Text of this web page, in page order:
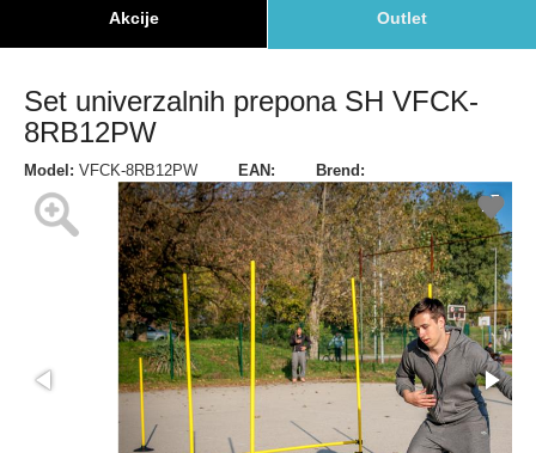
Akcije Outlet
Set univerzalnih prepona SH VFCK-
8RB12PW
Model: VFCK-8RB12PW EAN: Brend: